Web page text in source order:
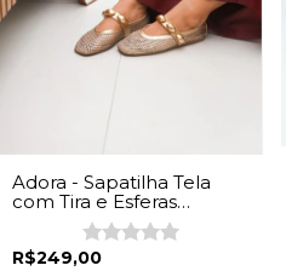
Adora - Sapatilha Tela
com Tira e Esferas
Orgânicas Feminino
Dourado
R$249,00